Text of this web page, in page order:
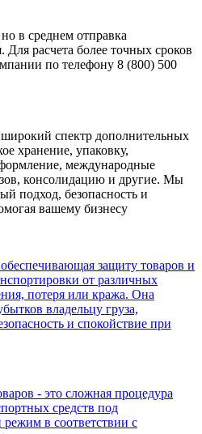
в среднем отправка
Для расчета более точных сроков
по телефону 8 (800) 500
спектр дополнительных
хранение, упаковку,
международные
консолидацию и другие. Мы
подход, безопасность и
вашему бизнесу
защиту товаров и
от различных
потеря или кража. Она
владельцу груза,
и спокойствие при
- это сложная процедура
средств под
в соответствии с